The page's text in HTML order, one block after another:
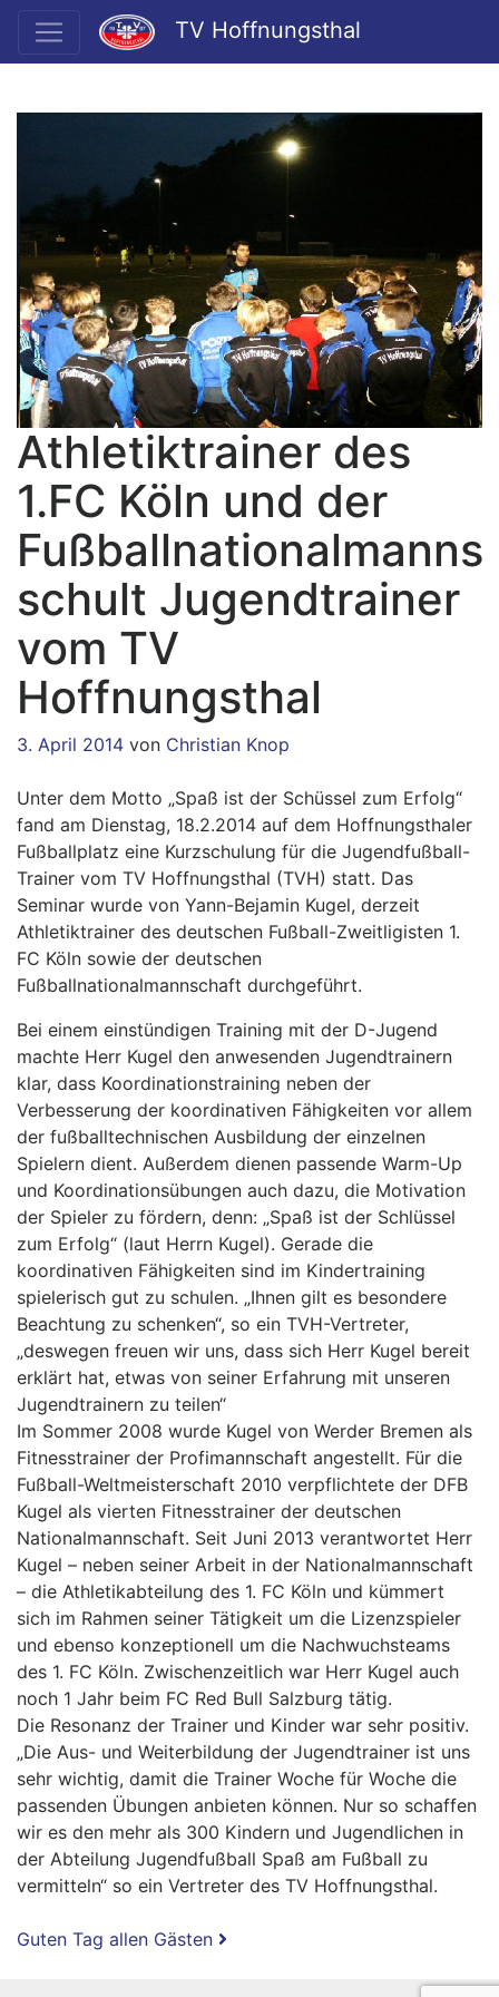
TV Hoffnungsthal
Athletiktrainer des
1.FC Köln und der
schult Jugendtrainer
vom TV
Hoffnungsthal
3. April 2014 von Christian Knop
Unter dem Motto „Spaß ist der Schüssel zum Erfolg“
fand am Dienstag, 18.2.2014 auf dem Hoffnungsthaler
Fußballplatz eine Kurzschulung für die Jugendfußball-
Trainer vom TV Hoffnungsthal (TVH) statt. Das
Seminar wurde von Yann-Bejamin Kugel, derzeit
Athletiktrainer des deutschen Fußball-Zweitligisten 1.
FC Köln sowie der deutschen
Fußballnationalmannschaft durchgeführt.
Bei einem einstündigen Training mit der D-Jugend
machte Herr Kugel den anwesenden Jugendtrainern
klar, dass Koordinationstraining neben der
Verbesserung der koordinativen Fähigkeiten vor allem
der fußballtechnischen Ausbildung der einzelnen
Spielern dient. Außerdem dienen passende Warm-Up
und Koordinationsübungen auch dazu, die Motivation
der Spieler zu fördern, denn: „Spaß ist der Schlüssel
zum Erfolg“ (laut Herrn Kugel). Gerade die
koordinativen Fähigkeiten sind im Kindertraining
spielerisch gut zu schulen. „Ihnen gilt es besondere
Beachtung zu schenken“, so ein TVH-Vertreter,
„deswegen freuen wir uns, dass sich Herr Kugel bereit
erklärt hat, etwas von seiner Erfahrung mit unseren
Jugendtrainern zu teilen“
Im Sommer 2008 wurde Kugel von Werder Bremen als
Fitnesstrainer der Profimannschaft angestellt. Für die
Fußball-Weltmeisterschaft 2010 verpflichtete der DFB
Kugel als vierten Fitnesstrainer der deutschen
Nationalmannschaft. Seit Juni 2013 verantwortet Herr
Kugel – neben seiner Arbeit in der Nationalmannschaft
– die Athletikabteilung des 1. FC Köln und kümmert
sich im Rahmen seiner Tätigkeit um die Lizenzspieler
und ebenso konzeptionell um die Nachwuchsteams
des 1. FC Köln. Zwischenzeitlich war Herr Kugel auch
noch 1 Jahr beim FC Red Bull Salzburg tätig.
Die Resonanz der Trainer und Kinder war sehr positiv.
„Die Aus- und Weiterbildung der Jugendtrainer ist uns
sehr wichtig, damit die Trainer Woche für Woche die
passenden Übungen anbieten können. Nur so schaffen
wir es den mehr als 300 Kindern und Jugendlichen in
der Abteilung Jugendfußball Spaß am Fußball zu
vermitteln“ so ein Vertreter des TV Hoffnungsthal.
Weitere
Beitragsnavigation
Guten Tag allen Gästen